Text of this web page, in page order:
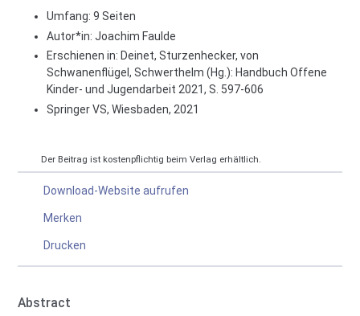
Umfang: 9 Seiten
Autor*in: Joachim Faulde
Erschienen in: Deinet, Sturzenhecker, von
Schwanenflügel, Schwerthelm (Hg.): Handbuch Offene
Kinder- und Jugendarbeit 2021, S. 597-606
Springer VS, Wiesbaden, 2021
Der Beitrag ist kostenpflichtig beim Verlag erhältlich.
Download-Website aufrufen
Merken
Drucken
Abstract